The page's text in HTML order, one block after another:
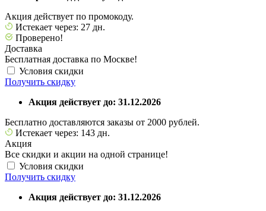
Акция действует по промокоду.
Истекает через: 27 дн.
Проверено!
Доставка
Бесплатная доставка по Москве!
Условия скидки
Получить скидку
Акция действует до: 31.12.2026
Бесплатно доставляются заказы от 2000 рублей.
Истекает через: 143 дн.
Акция
Все скидки и акции на одной странице!
Условия скидки
Получить скидку
Акция действует до: 31.12.2026